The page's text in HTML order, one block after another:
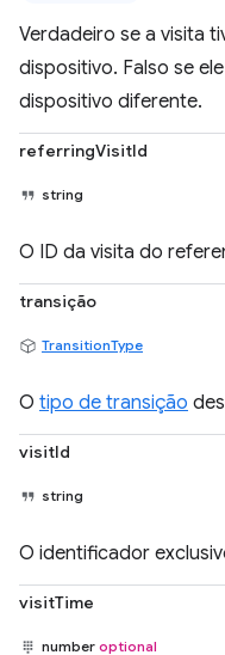
Verdadeiro se a visita
dispositivo. Falso se
dispositivo diferente.
referringVisitId
string
O ID da visita do
transição
TransitionType
O tipo de transição
visitId
string
O identificador
visitTime
number optional